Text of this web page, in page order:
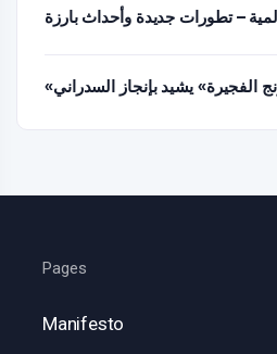
– تطورات جديدة وأحداث بارزة
الفجيرة» يشيد بإنجاز السدراني
Pages
Manifesto